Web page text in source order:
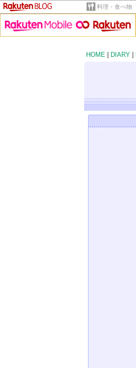
料理・食べ物
HOME
DIARY